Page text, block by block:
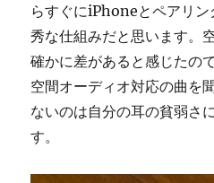
らすぐにiPhoneとペアリ
秀な仕組みだと思います。
確かに差があると感じたの
空間オーディオ対応の曲を
ないのは自分の耳の貧弱さ
す。